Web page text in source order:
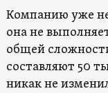
Компанию уже
она не
общей
составляют 50
никак не